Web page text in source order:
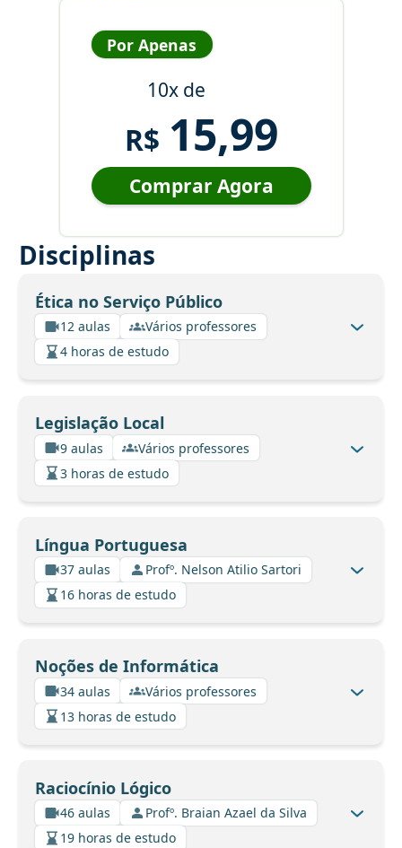
Por Apenas
10x de
R$ 15,99
Comprar Agora
Disciplinas
Ética no Serviço Público
12 aulas
Vários professores
4 horas de estudo
Legislação Local
9 aulas
Vários professores
3 horas de estudo
Língua Portuguesa
37 aulas
Profº. Nelson Atilio Sartori
16 horas de estudo
Noções de Informática
34 aulas
Vários professores
13 horas de estudo
Raciocínio Lógico
46 aulas
Profº. Braian Azael da Silva
19 horas de estudo